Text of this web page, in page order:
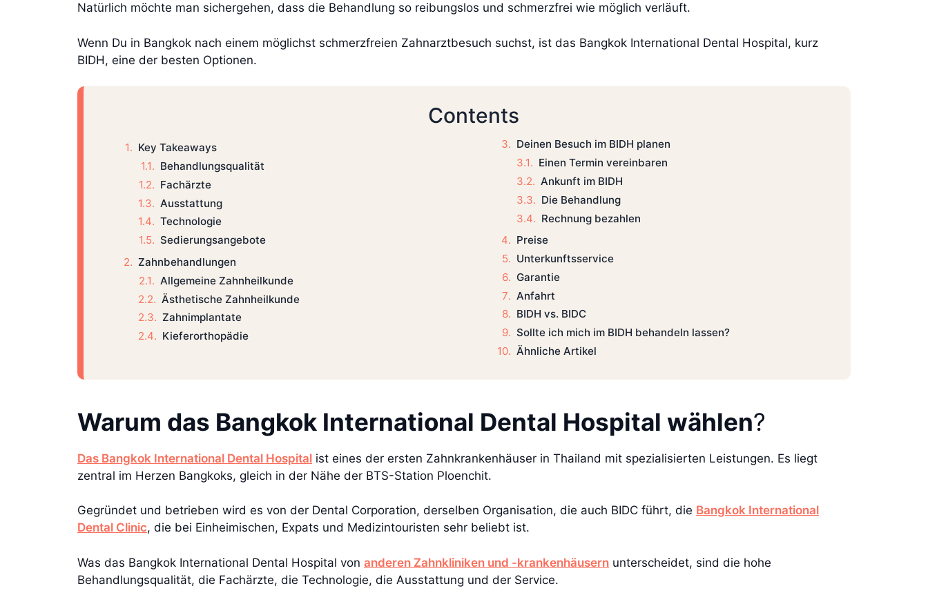
Natürlich möchte man sichergehen, dass die Behandlung so reibungslos und schmerzfrei wie möglich verläuft.
Wenn Du in Bangkok nach einem möglichst schmerzfreien Zahnarztbesuch suchst, ist das Bangkok International Dental Hospital, kurz
BIDH, eine der besten Optionen.
Contents
Key Takeaways
Behandlungsqualität
Fachärzte
Ausstattung
Technologie
Sedierungsangebote
Zahnbehandlungen
Allgemeine Zahnheilkunde
Ästhetische Zahnheilkunde
Zahnimplantate
Kieferorthopädie
Deinen Besuch im BIDH planen
Einen Termin vereinbaren
Ankunft im BIDH
Die Behandlung
Rechnung bezahlen
Preise
Unterkunftsservice
Garantie
Anfahrt
BIDH vs. BIDC
Sollte ich mich im BIDH behandeln lassen?
Ähnliche Artikel
Warum das Bangkok International Dental Hospital wählen?
Das Bangkok International Dental Hospital ist eines der ersten Zahnkrankenhäuser in Thailand mit spezialisierten Leistungen. Es liegt
zentral im Herzen Bangkoks, gleich in der Nähe der BTS-Station Ploenchit.
Gegründet und betrieben wird es von der Dental Corporation, derselben Organisation, die auch BIDC führt, die Bangkok International
Dental Clinic, die bei Einheimischen, Expats und Medizintouristen sehr beliebt ist.
Was das Bangkok International Dental Hospital von anderen Zahnkliniken und -krankenhäusern unterscheidet, sind die hohe
Behandlungsqualität, die Fachärzte, die Technologie, die Ausstattung und der Service.